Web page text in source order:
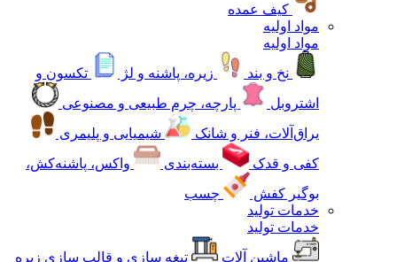
کیف عمده
مواد اولیه
مواد اولیه
نخ و بند
زیره، پاشنه و لژ
تکسون و
اشتروبل
پارچه، چرم طبیعی و مصنوعی
یراق‌آلات، فنر و شانک
شیمیایی و پلیمری
کفی و قدک
بسته‌بندی
واکس، پاشنه‌کش،
بوگیر کفش
چسب
خدمات تولید
خدمات تولید
ماشین آلات
تیغه سازی و قالب سازی زیره